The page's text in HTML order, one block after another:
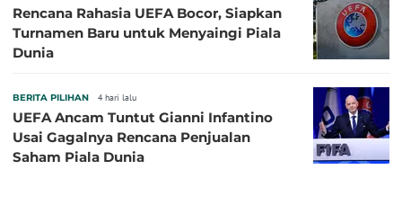
Rencana Rahasia UEFA Bocor, Siapkan
Turnamen Baru untuk Menyaingi Piala
Dunia
BERITA PILIHAN 4 hari lalu
UEFA Ancam Tuntut Gianni Infantino
Usai Gagalnya Rencana Penjualan
Saham Piala Dunia